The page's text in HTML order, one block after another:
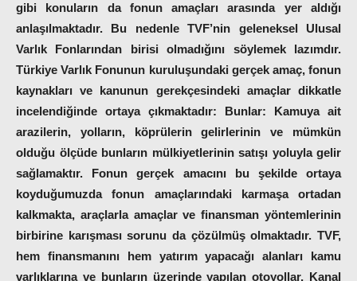
gibi konuların da fonun amaçları arasında yer aldığı
anlaşılmaktadır. Bu nedenle TVF’nin geleneksel Ulusal
Varlık Fonlarından birisi olmadığını söylemek lazımdır.
Türkiye Varlık Fonunun kuruluşundaki gerçek amaç, fonun
kaynakları ve kanunun gerekçesindeki amaçlar dikkatle
incelendiğinde ortaya çıkmaktadır: Bunlar: Kamuya ait
arazilerin, yolların, köprülerin gelirlerinin ve mümkün
olduğu ölçüde bunların mülkiyetlerinin satışı yoluyla gelir
sağlamaktır. Fonun gerçek amacını bu şekilde ortaya
koyduğumuzda fonun amaçlarındaki karmaşa ortadan
kalkmakta, araçlarla amaçlar ve finansman yöntemlerinin
birbirine karışması sorunu da çözülmüş olmaktadır. TVF,
hem finansmanını hem yatırım yapacağı alanları kamu
varlıklarına ve bunların üzerinde yapılan otoyollar, Kanal